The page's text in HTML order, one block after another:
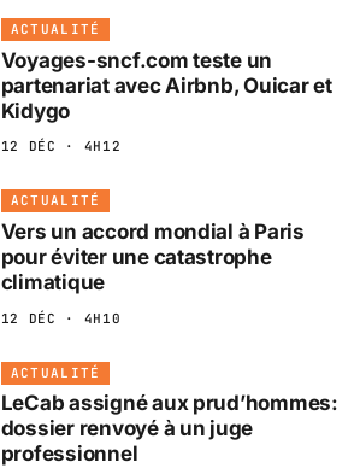
ACTUALITÉ
Voyages-sncf.com teste un
partenariat avec Airbnb, Ouicar et
Kidygo
12 DÉC · 4H12
ACTUALITÉ
Vers un accord mondial à Paris
pour éviter une catastrophe
climatique
12 DÉC · 4H10
ACTUALITÉ
LeCab assigné aux prud’hommes:
dossier renvoyé à un juge
professionnel